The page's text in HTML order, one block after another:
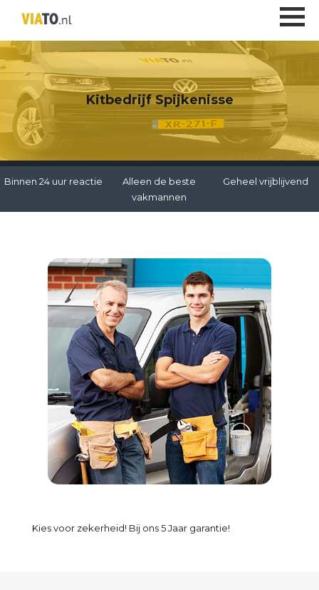
Kitbedrijf Spijkenisse
Binnen 24 uur reactie
Alleen de beste
vakmannen
Geheel vrijblijvend
Kies voor zekerheid! Bij ons 5 Jaar garantie!